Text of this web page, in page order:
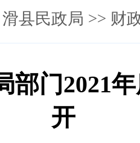
滑县民政局 >> 财
部门2021
开